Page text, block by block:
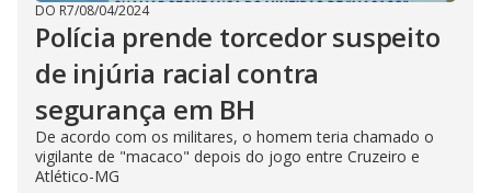
DO R7/08/04/2024
Polícia prende torcedor suspeito
de injúria racial contra
segurança em BH
De acordo com os militares, o homem teria chamado o
vigilante de "macaco" depois do jogo entre Cruzeiro e
Atlético-MG